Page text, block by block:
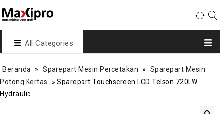
All Categories
Beranda » Sparepart Mesin Percetakan »
Sparepart Mesin
Potong Kertas
» Sparepart Touchscreen LCD Telson 720LW
Hydraulic